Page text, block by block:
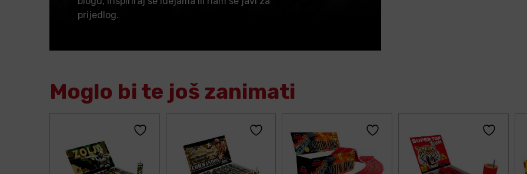
prijedlog.
Moglo bi te još zanimati